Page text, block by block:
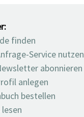
finden
Service nutzen
abonnieren
anlegen
bestellen